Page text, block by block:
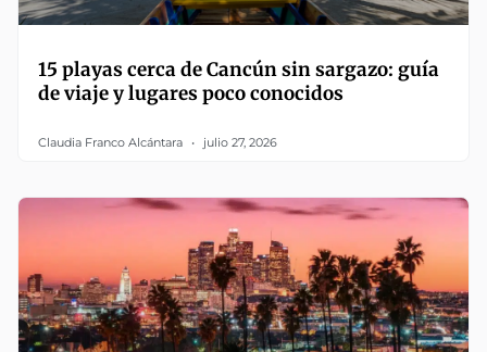
15 playas cerca de Cancún sin sargazo: guía
de viaje y lugares poco conocidos
Claudia Franco Alcántara julio 27, 2026